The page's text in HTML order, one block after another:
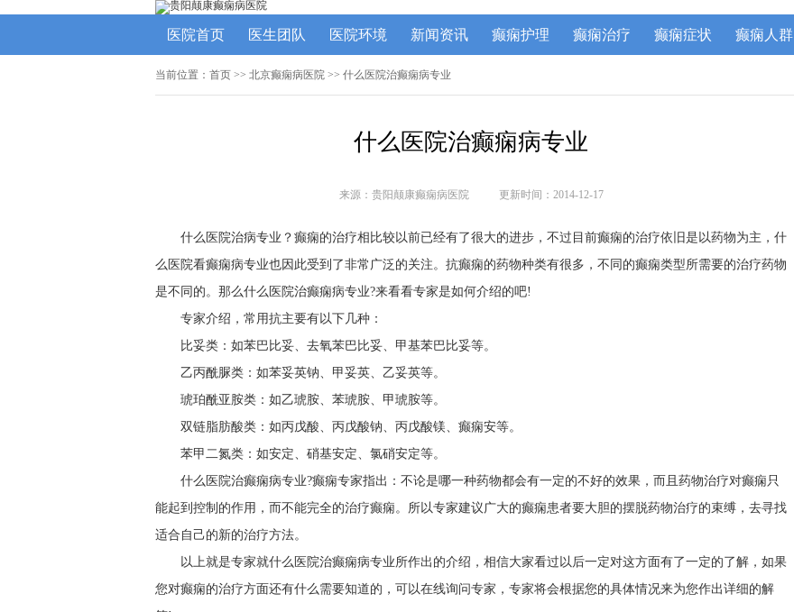
医院首页 医生团队 医院环境 新闻资讯 癫痫护理 癫痫治疗 癫痫症状 癫痫人群
当前位置： 首页 >> 北京癫痫病医院 >> 什么医院治癫痫病专业
什么医院治癫痫病专业
来源：贵阳颠康癫痫病医院 更新时间：2014-12-17
什么医院治病专业？癫痫的治疗相比较以前已经有了很大的进步，不过目前癫痫的治疗依旧是以药物为主，什
么医院看癫痫病专业也因此受到了非常广泛的关注。抗癫痫的药物种类有很多，不同的癫痫类型所需要的治疗药物
是不同的。那么什么医院治癫痫病专业?来看看专家是如何介绍的吧!
专家介绍，常用抗主要有以下几种：
比妥类：如苯巴比妥、去氧苯巴比妥、甲基苯巴比妥等。
乙丙酰脲类：如苯妥英钠、甲妥英、乙妥英等。
琥珀酰亚胺类：如乙琥胺、苯琥胺、甲琥胺等。
双链脂肪酸类：如丙戊酸、丙戊酸钠、丙戊酸镁、癫痫安等。
苯甲二氮类：如安定、硝基安定、氯硝安定等。
什么医院治癫痫病专业?癫痫专家指出：不论是哪一种药物都会有一定的不好的效果，而且药物治疗对癫痫只
能起到控制的作用，而不能完全的治疗癫痫。所以专家建议广大的癫痫患者要大胆的摆脱药物治疗的束缚，去寻找
适合自己的新的治疗方法。
以上就是专家就什么医院治癫痫病专业所作出的介绍，相信大家看过以后一定对这方面有了一定的了解，如果
您对癫痫的治疗方面还有什么需要知道的，可以在线询问专家，专家将会根据您的具体情况来为您作出详细的解